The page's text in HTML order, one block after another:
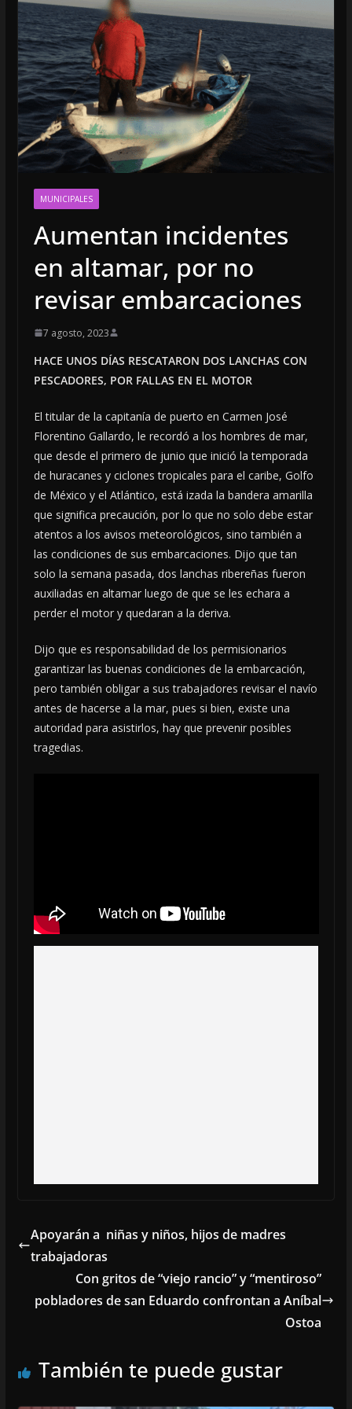
MUNICIPALES
Aumentan incidentes
en altamar, por no
revisar embarcaciones
7 agosto, 2023
HACE UNOS DÍAS RESCATARON DOS LANCHAS CON
PESCADORES, POR FALLAS EN EL MOTOR
El titular de la capitanía de puerto en Carmen José
Florentino Gallardo, le recordó a los hombres de mar,
que desde el primero de junio que inició la temporada
de huracanes y ciclones tropicales para el caribe, Golfo
de México y el Atlántico, está izada la bandera amarilla
que significa precaución, por lo que no solo debe estar
atentos a los avisos meteorológicos, sino también a
las condiciones de sus embarcaciones. Dijo que tan
solo la semana pasada, dos lanchas ribereñas fueron
auxiliadas en altamar luego de que se les echara a
perder el motor y quedaran a la deriva.
Dijo que es responsabilidad de los permisionarios
garantizar las buenas condiciones de la embarcación,
pero también obligar a sus trabajadores revisar el navío
antes de hacerse a la mar, pues si bien, existe una
autoridad para asistirlos, hay que prevenir posibles
tragedias.
Apoyarán a niñas y niños, hijos de madres
trabajadoras
Con gritos de “viejo rancio” y “mentiroso”
pobladores de san Eduardo confrontan a Aníbal
Ostoa
También te puede gustar